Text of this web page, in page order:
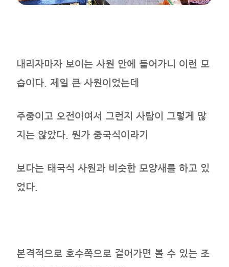
내리자마자 보이는 사원 안에 들어가니 이런 모
습이다. 제일 큰 사원이었는데
주중이고 오전이여서 그런지 사람이 그렇게 많
지는 않았다. 뭔가 중국식이라기
보다는 태국식 사원과 비슷한 모양새를 하고 있
었다.
본격적으로 호수쪽으로 걸어가면 볼 수 있는 조